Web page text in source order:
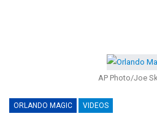
AP Photo/Joe
ORLANDO MAGIC VIDEOS